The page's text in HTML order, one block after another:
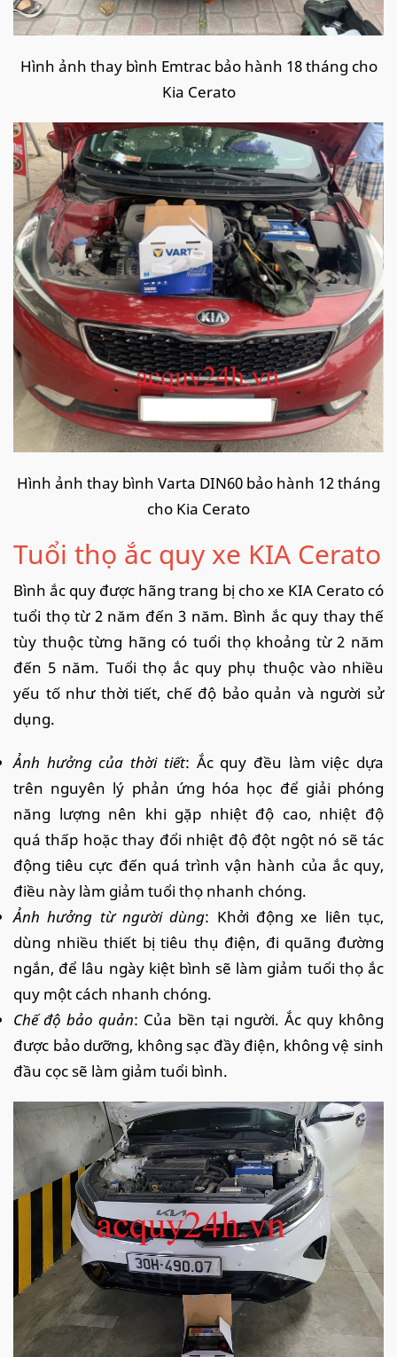
Hình ảnh thay bình Emtrac bảo hành 18 tháng cho
Kia Cerato
Hình ảnh thay bình Varta DIN60 bảo hành 12 tháng
cho Kia Cerato
Tuổi thọ ắc quy xe KIA Cerato
Bình ắc quy được hãng trang bị cho xe KIA Cerato có
tuổi thọ từ 2 năm đến 3 năm. Bình ắc quy thay thế
tùy thuộc từng hãng có tuổi thọ khoảng từ 2 năm
đến 5 năm. Tuổi thọ ắc quy phụ thuộc vào nhiều
yếu tố như thời tiết, chế độ bảo quản và người sử
dụng.
Ảnh hưởng của thời tiết: Ắc quy đều làm việc dựa
trên nguyên lý phản ứng hóa học để giải phóng
năng lượng nên khi gặp nhiệt độ cao, nhiệt độ
quá thấp hoặc thay đổi nhiệt độ đột ngột nó sẽ tác
động tiêu cực đến quá trình vận hành của ắc quy,
điều này làm giảm tuổi thọ nhanh chóng.
Ảnh hưởng từ người dùng: Khởi động xe liên tục,
dùng nhiều thiết bị tiêu thụ điện, đi quãng đường
ngắn, để lâu ngày kiệt bình sẽ làm giảm tuổi thọ ắc
quy một cách nhanh chóng.
Chế độ bảo quản: Của bền tại người. Ắc quy không
được bảo dưỡng, không sạc đầy điện, không vệ sinh
đầu cọc sẽ làm giảm tuổi bình.